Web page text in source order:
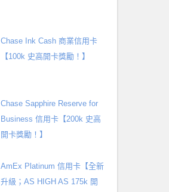
Chase Ink Cash 商業信用卡
【100k 史高開卡獎勵！】
Chase Sapphire Reserve for
Business 信用卡【200k 史高
開卡獎勵！】
AmEx Platinum 信用卡【全新
升級；AS HIGH AS 175k 開